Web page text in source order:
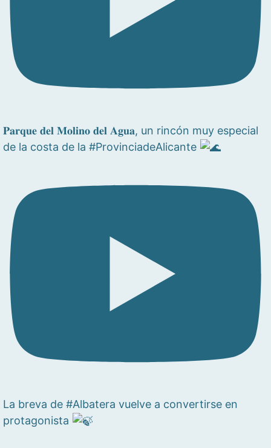
𝐏𝐚𝐫𝐪𝐮𝐞 𝐝𝐞𝐥 𝐌𝐨𝐥𝐢𝐧𝐨 𝐝𝐞𝐥 𝐀𝐠𝐮𝐚, un rincón muy especial
de la costa de la #ProvinciadeAlicante
La breva de #Albatera vuelve a convertirse en
protagonista